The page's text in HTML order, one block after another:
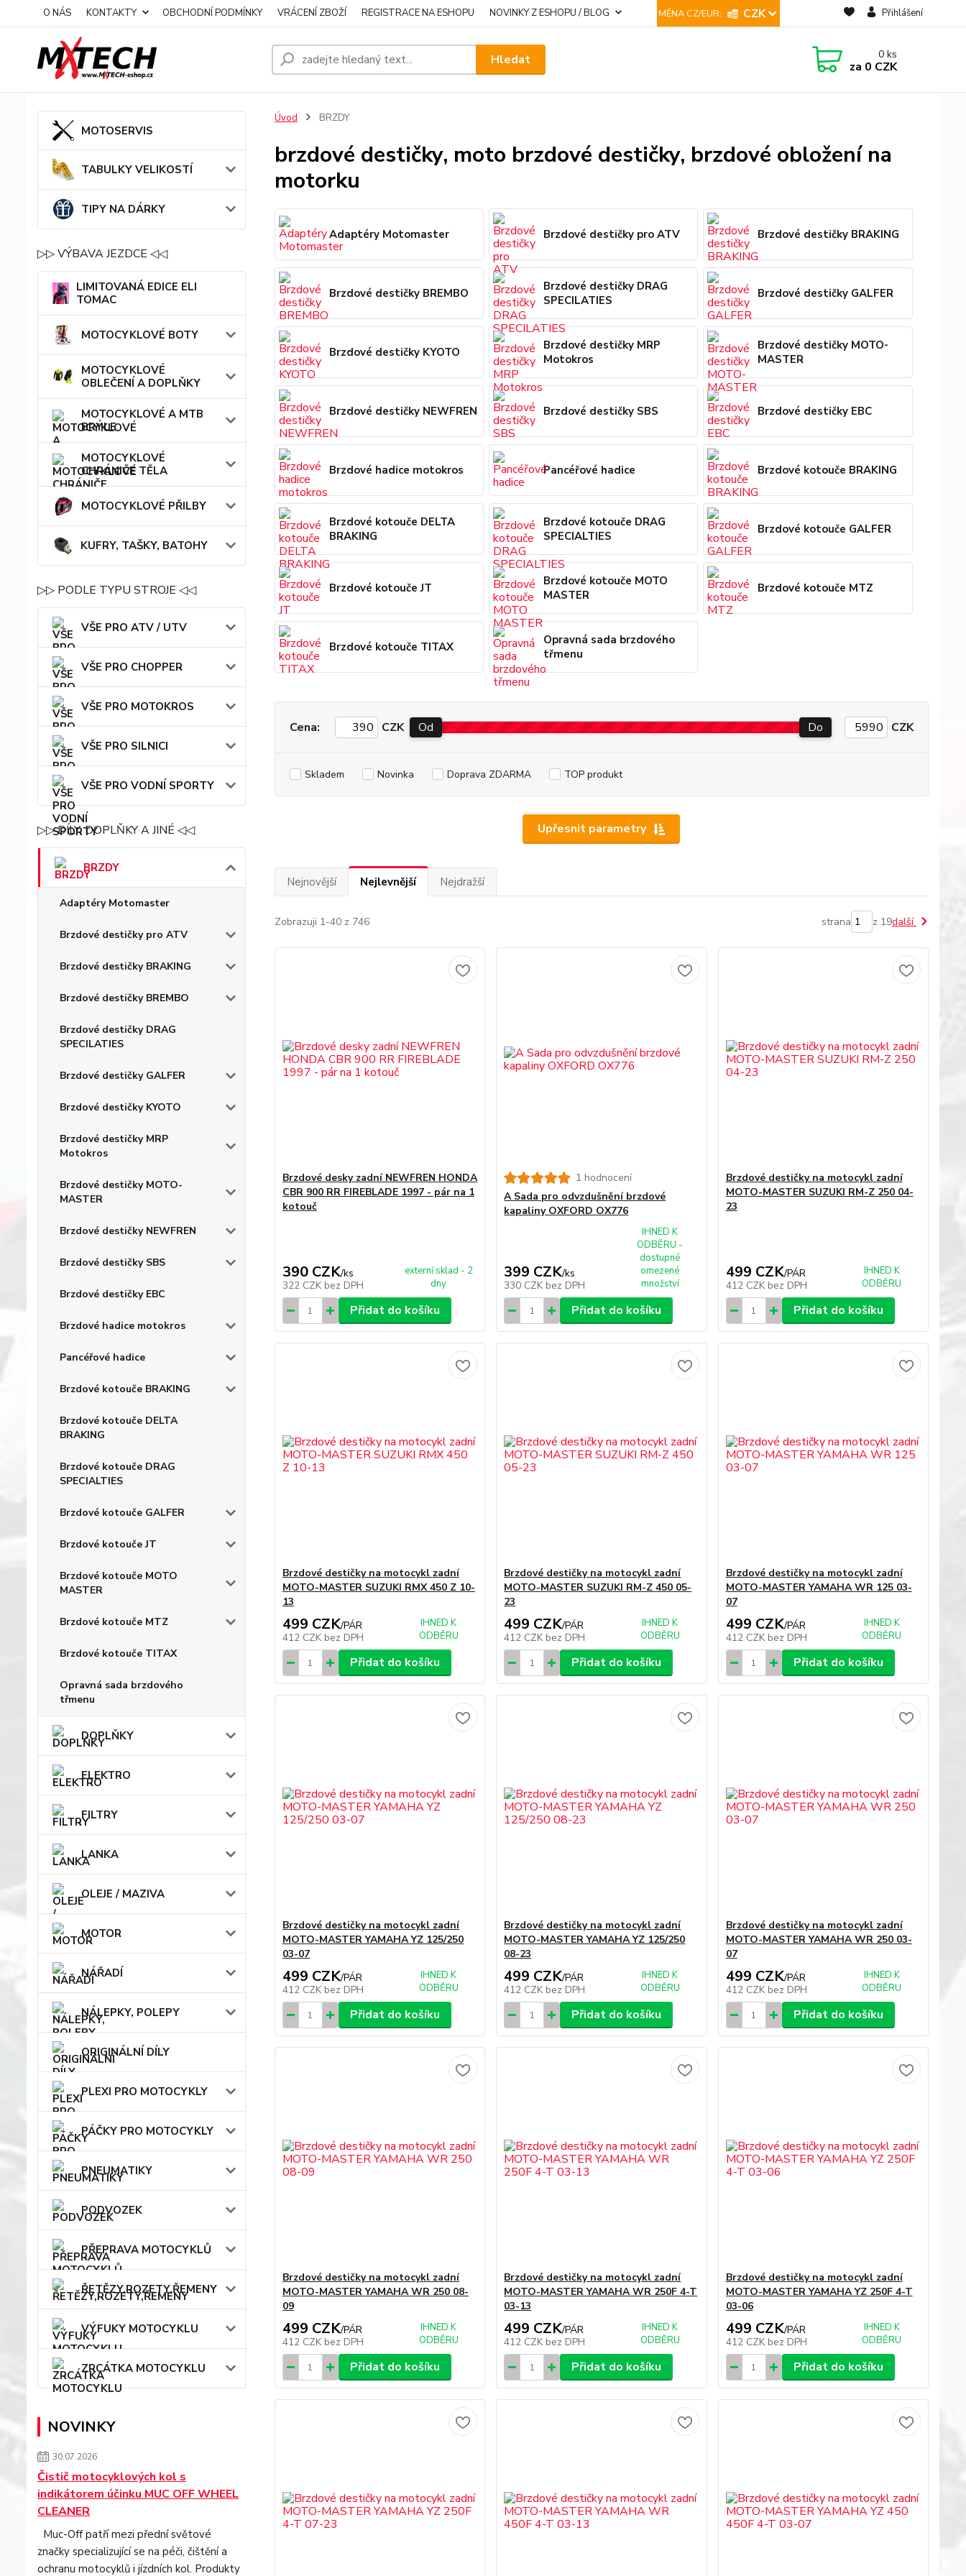
O NÁS KONTAKTY OBCHODNÍ PODMÍNKY VRÁCENÍ ZBOŽÍ REGISTRACE NA ESHOPU NOVINKY Z ESHOPU / BLOG CZK Přihlášení
Hledat 0 ks
za 0 CZK
MOTOSERVIS
TABULKY VELIKOSTÍ
TIPY NA DÁRKY
▷▷ VÝBAVA JEZDCE ◁◁
LIMITOVANÁ EDICE ELI
TOMAC
MOTOCYKLOVÉ BOTY
MOTOCYKLOVÉ
OBLEČENÍ A DOPLŇKY
MOTOCYKLOVÉ A MTB
BRÝLE
MOTOCYKLOVÉ
CHRÁNIČE TĚLA
MOTOCYKLOVÉ PŘILBY
KUFRY, TAŠKY, BATOHY
▷▷ PODLE TYPU STROJE ◁◁
VŠE PRO ATV / UTV
VŠE PRO CHOPPER
VŠE PRO MOTOKROS
VŠE PRO SILNICI
VŠE PRO VODNÍ SPORTY
▷▷ DÍLY, DOPLŇKY A JINÉ ◁◁
BRZDY
Adaptéry Motomaster
Brzdové destičky pro ATV
Brzdové destičky BRAKING
Brzdové destičky BREMBO
Brzdové destičky DRAG
SPECILATIES
Brzdové destičky GALFER
Brzdové destičky KYOTO
Brzdové destičky MRP
Motokros
Brzdové destičky MOTO-
MASTER
Brzdové destičky NEWFREN
Brzdové destičky SBS
Brzdové destičky EBC
Brzdové hadice motokros
Pancéřové hadice
Brzdové kotouče BRAKING
Brzdové kotouče DELTA
BRAKING
Brzdové kotouče DRAG
SPECIALTIES
Brzdové kotouče GALFER
Brzdové kotouče JT
Brzdové kotouče MOTO
MASTER
Brzdové kotouče MTZ
Brzdové kotouče TITAX
Opravná sada brzdového
třmenu
DOPLŇKY
ELEKTRO
FILTRY
LANKA
OLEJE / MAZIVA
MOTOR
NÁŘADÍ
NÁLEPKY, POLEPY
ORIGINÁLNÍ DÍLY
PLEXI PRO MOTOCYKLY
PÁČKY PRO MOTOCYKLY
PNEUMATIKY
PODVOZEK
PŘEPRAVA MOTOCYKLŮ
ŘETĚZY,ROZETY,ŘEMENY
VÝFUKY MOTOCYKLU
ZRCÁTKA MOTOCYKLU
NOVINKY
30.07.2026
Čistič motocyklových kol s
indikátorem účinku MUC OFF WHEEL
CLEANER
Muc-Off patří mezi přední světové
značky specializující se na péči, čištění a
ochranu motocyklů i jízdních kol. Produkty
Úvod BRZDY
brzdové destičky, moto brzdové destičky, brzdové obložení na
motorku
Adaptéry Motomaster Brzdové destičky pro ATV Brzdové destičky BRAKING
Brzdové destičky BREMBO
Brzdové destičky DRAG
SPECILATIES
Brzdové destičky GALFER
Brzdové destičky KYOTO
Brzdové destičky MRP
Motokros
Brzdové destičky MOTO-
MASTER
Brzdové destičky NEWFREN Brzdové destičky SBS Brzdové destičky EBC
Brzdové hadice motokros Pancéřové hadice Brzdové kotouče BRAKING
Brzdové kotouče DELTA
BRAKING
Brzdové kotouče DRAG
SPECIALTIES
Brzdové kotouče GALFER
Brzdové kotouče JT
Brzdové kotouče MOTO
MASTER
Brzdové kotouče MTZ
Brzdové kotouče TITAX
Opravná sada brzdového
třmenu
Upřesnit parametry
Cena: CZK Od Do CZK
Skladem Novinka Doprava ZDARMA TOP produkt
Nejnovější Nejlevnější Nejdražší
Zobrazuji 1-40 z 746 strana z 19další
Brzdové desky zadní NEWFREN HONDA
CBR 900 RR FIREBLADE 1997 - pár na 1
kotouč
390 CZK/ks
322 CZK bez DPH
externí sklad - 2
dny
Přidat do košíku
1 hodnocení
A Sada pro odvzdušnění brzdové
kapaliny OXFORD OX776
399 CZK/ks
330 CZK bez DPH
IHNED K
ODBĚRU -
dostupné
omezené
množství
Přidat do košíku
Brzdové destičky na motocykl zadní
MOTO-MASTER SUZUKI RM-Z 250 04-
23
499 CZK/PÁR
412 CZK bez DPH
IHNED K
ODBĚRU
Přidat do košíku
Brzdové destičky na motocykl zadní
MOTO-MASTER SUZUKI RMX 450 Z 10-
13
499 CZK/PÁR
412 CZK bez DPH
IHNED K
ODBĚRU
Přidat do košíku
Brzdové destičky na motocykl zadní
MOTO-MASTER SUZUKI RM-Z 450 05-
23
499 CZK/PÁR
412 CZK bez DPH
IHNED K
ODBĚRU
Přidat do košíku
Brzdové destičky na motocykl zadní
MOTO-MASTER YAMAHA WR 125 03-
07
499 CZK/PÁR
412 CZK bez DPH
IHNED K
ODBĚRU
Přidat do košíku
Brzdové destičky na motocykl zadní
MOTO-MASTER YAMAHA YZ 125/250
03-07
499 CZK/PÁR
412 CZK bez DPH
IHNED K
ODBĚRU
Přidat do košíku
Brzdové destičky na motocykl zadní
MOTO-MASTER YAMAHA YZ 125/250
08-23
499 CZK/PÁR
412 CZK bez DPH
IHNED K
ODBĚRU
Přidat do košíku
Brzdové destičky na motocykl zadní
MOTO-MASTER YAMAHA WR 250 03-
07
499 CZK/PÁR
412 CZK bez DPH
IHNED K
ODBĚRU
Přidat do košíku
Brzdové destičky na motocykl zadní
MOTO-MASTER YAMAHA WR 250 08-
09
499 CZK/PÁR
412 CZK bez DPH
IHNED K
ODBĚRU
Přidat do košíku
Brzdové destičky na motocykl zadní
MOTO-MASTER YAMAHA WR 250F 4-T
03-13
499 CZK/PÁR
412 CZK bez DPH
IHNED K
ODBĚRU
Přidat do košíku
Brzdové destičky na motocykl zadní
MOTO-MASTER YAMAHA YZ 250F 4-T
03-06
499 CZK/PÁR
412 CZK bez DPH
IHNED K
ODBĚRU
Přidat do košíku